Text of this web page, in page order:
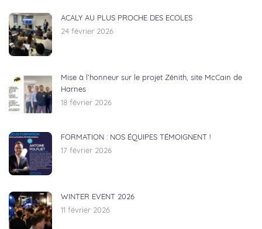
ACALY AU PLUS PROCHE DES ECOLES
24 février 2026
Mise à l’honneur sur le projet Zénith, site McCain de
Harnes
18 février 2026
FORMATION : NOS ÉQUIPES TÉMOIGNENT !
17 février 2026
WINTER EVENT 2026
11 février 2026